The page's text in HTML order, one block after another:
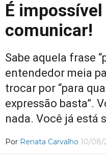
É impossível
comunicar!
Sabe aquela frase
entendedor meia
trocar por “para
expressão basta”.
nada. Você já está
Por Renata Carvalho 10/08/